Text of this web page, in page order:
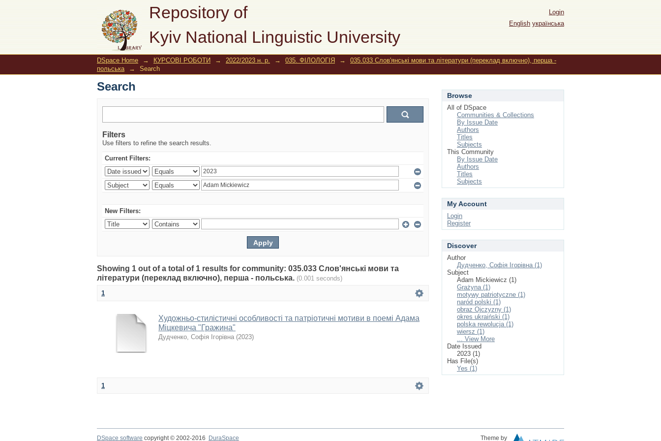
Repository of
Kyiv National Linguistic University
Search
Login
English українська
DSpace Home → КУРСОВІ РОБОТИ → 2022/2023 н. р. → 035. ФІЛОЛОГІЯ →
035.033 Слов'янські мови та літератури (переклад включно), перша -
польська
→ Search
Search
Filters
Use filters to refine the search results.
Current Filters:
New Filters:
Showing 1 out of a total of 1 results for community: 035.033 Слов'янські мови та
літератури (переклад включно), перша - польська. (0.001 seconds)
1
Художньо-стилістичні особливості та патріотичні мотиви в поемі Адама
Міцкевича "Гражина"
Дудченко, Софія Ігорівна (2023)
1
Browse
All of DSpace
Communities & Collections
By Issue Date
Authors
Titles
Subjects
This Community
By Issue Date
Authors
Titles
Subjects
My Account
Login
Register
Discover
Author
Дудченко, Софія Ігорівна (1)
Subject
Adam Mickiewicz (1)
Grażyna (1)
motywy patriotyczne (1)
naród polskі (1)
obraz Ojczyzny (1)
okres ukraiński (1)
polska rewolucja (1)
wiersz (1)
... View More
Date Issued
2023 (1)
Has File(s)
Yes (1)
DSpace software copyright © 2002-2016 DuraSpace Theme by